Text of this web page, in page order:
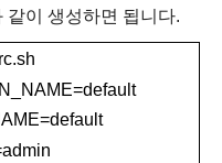
같이 생성하면 됩니다.